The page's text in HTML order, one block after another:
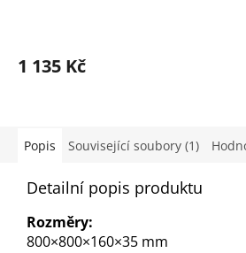
1 135 Kč
Popis Související soubory (1)
Detailní popis produktu
Rozměry:
800×800×160×35 mm